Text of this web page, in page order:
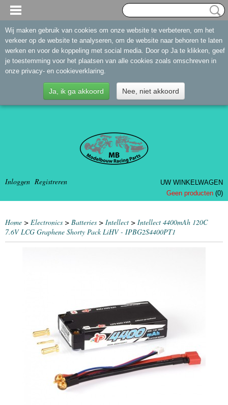
Inloggen Registreren
UW WINKELWAGEN
Geen producten (0)
Home > Electronics > Batteries > Intellect > Intellect 4400mAh 120C
7.6V LCG Graphene Shorty Pack LiHV - IPBG2S4400PT1
Wij maken gebruik van cookies om onze website te verbeteren, om het
verkeer op de website te analyseren, om de website naar behoren te laten
werken en voor de koppeling met social media. Door op Ja te klikken, geef
je toestemming voor het plaatsen van alle cookies zoals omschreven in
onze privacy- en cookieverklaring.
Ja, ik ga akkoord Nee, niet akkoord